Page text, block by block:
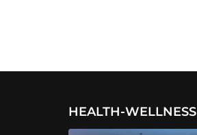
HEALTH-WELLNESS